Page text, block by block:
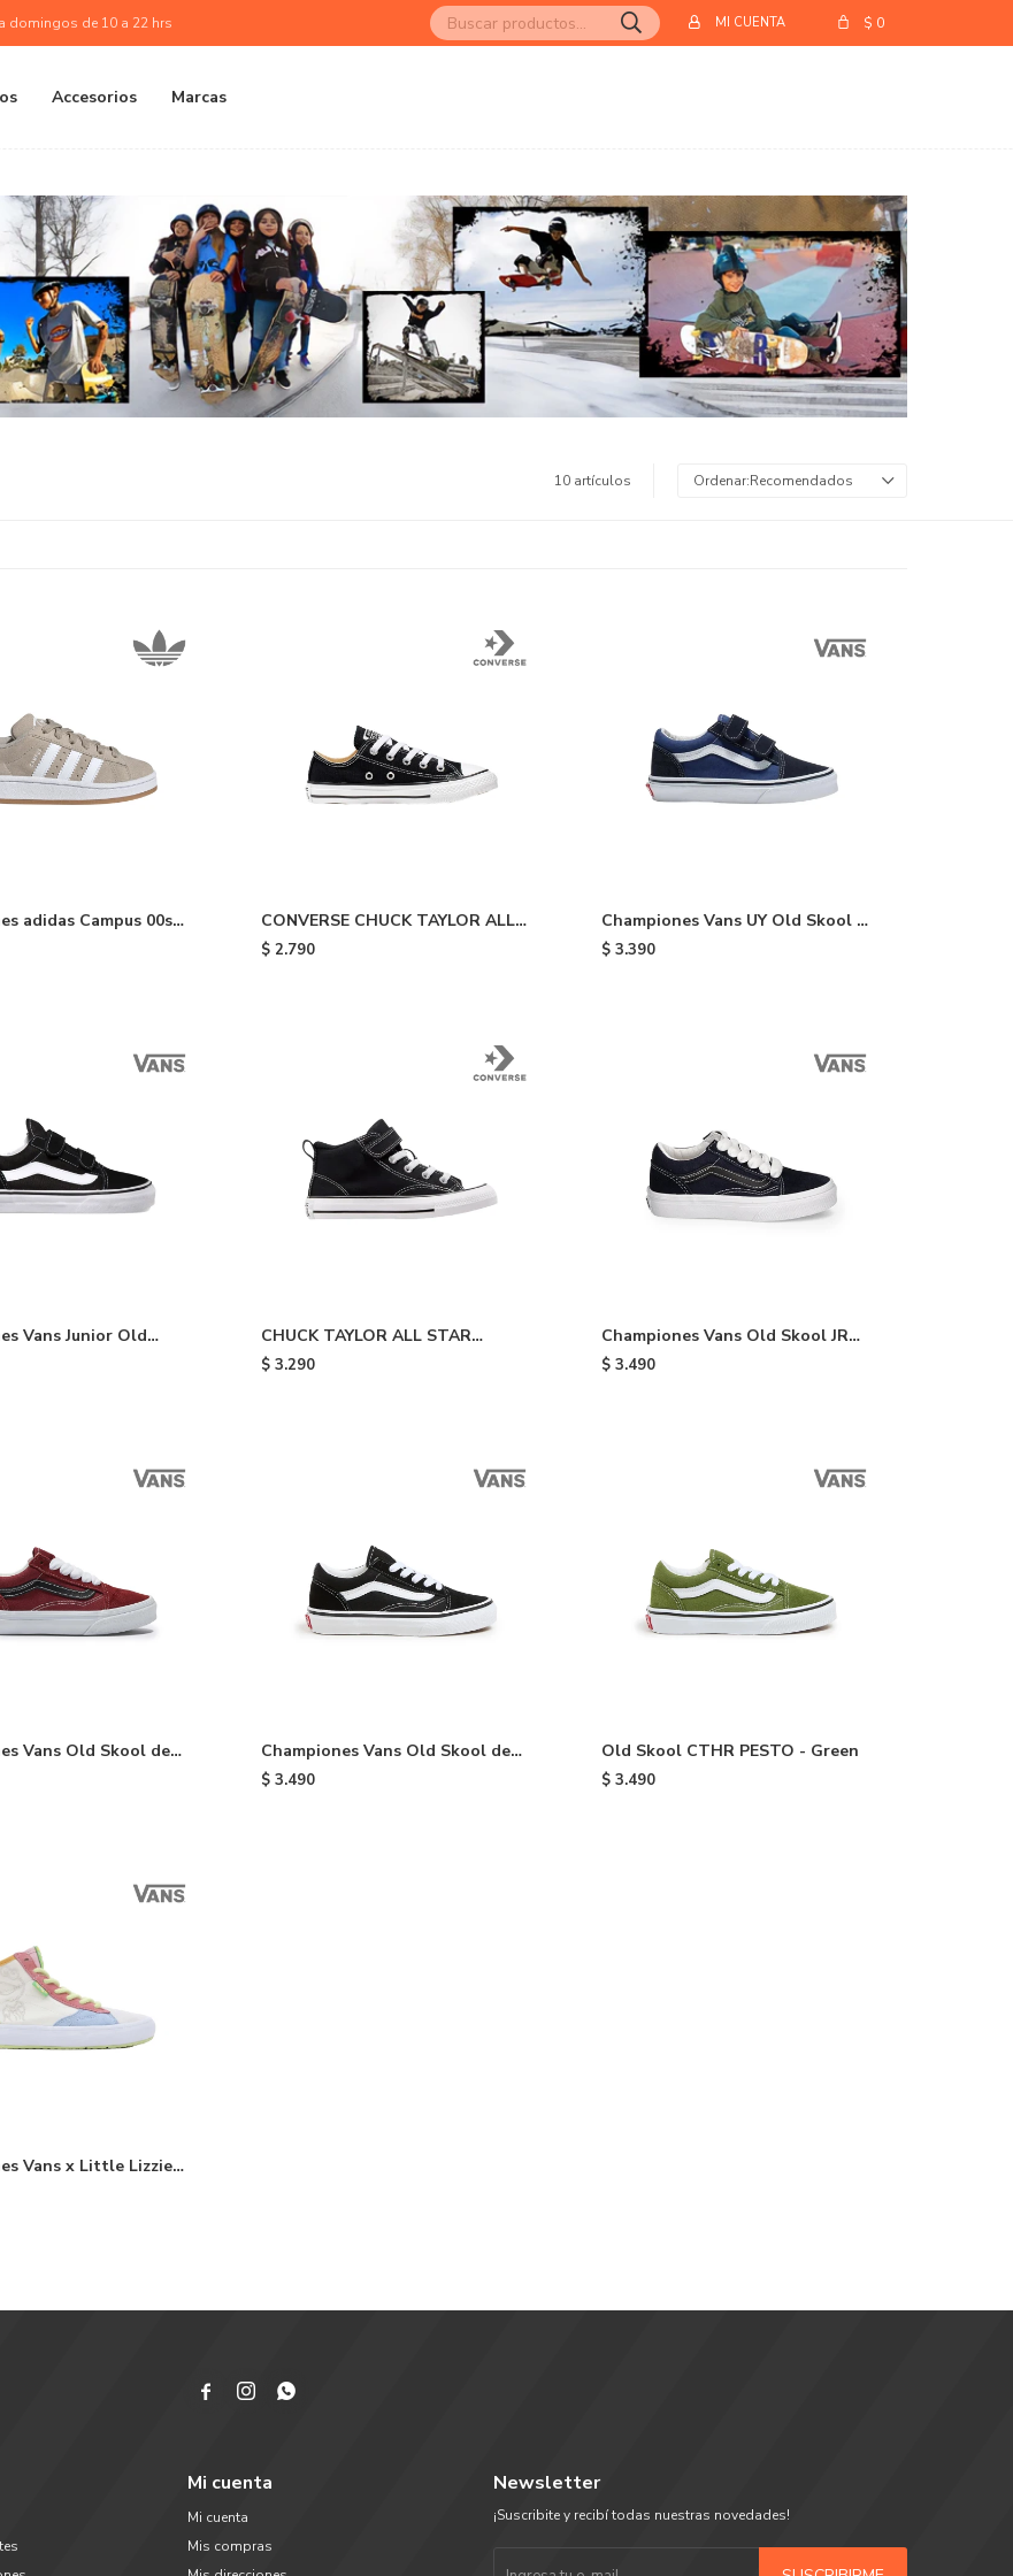
Accesorios Marcas
$ 0
domingos de 10 a 22 hrs
10 artículos Recomendados
adidas Campus 00s
CONVERSE CHUCK TAYLOR ALL
STAR OX - Black
$ 2.790
Championes Vans UY Old Skool V
de niño - Blue
$ 3.390
Vans Junior Old
- Black
CHUCK TAYLOR ALL STAR
MALDEN STREET - Black & White
$ 3.290
Championes Vans Old Skool JR
de niño - Black
$ 3.490
Vans Old Skool de
& Black
Championes Vans Old Skool de
niño - Black
$ 3.490
Old Skool CTHR PESTO - Green
$ 3.490
Vans x Little Lizzie
de niño - Multi
Mi cuenta
Mi cuenta
Mis compras
  
Newsletter
¡Suscribite y recibí todas nuestras novedades!